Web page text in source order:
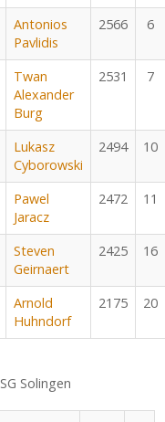
Antonios
Pavlidis
2566 6
Twan
Alexander
Burg
2531 7
Lukasz
Cyborowski
2494 10
Pawel
Jaracz
2472 11
Steven
Geirnaert
2425 16
Arnold
Huhndorf
2175 20
SG Solingen